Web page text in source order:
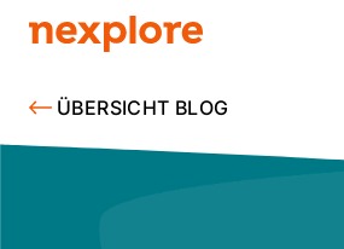
ÜBERSICHT BLOG